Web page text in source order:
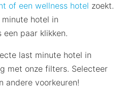
of een wellness hotel zoekt.
hotel in
paar klikken.
last minute hotel in
met onze filters. Selecteer
andere voorkeuren!